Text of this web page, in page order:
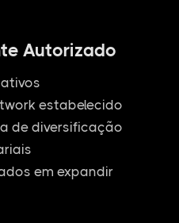
Autorizado
estabelecido
de diversificação
em expandir